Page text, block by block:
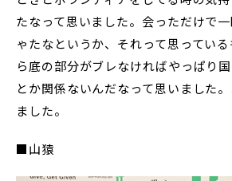
たなって思いました。会っただけで
ゃたなというか、それって思ってい
ら底の部分がブレなければやっぱり
とか関係ないんだなって思いました
ました。
■山猿